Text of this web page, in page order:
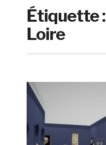
Étiquette :
Loire